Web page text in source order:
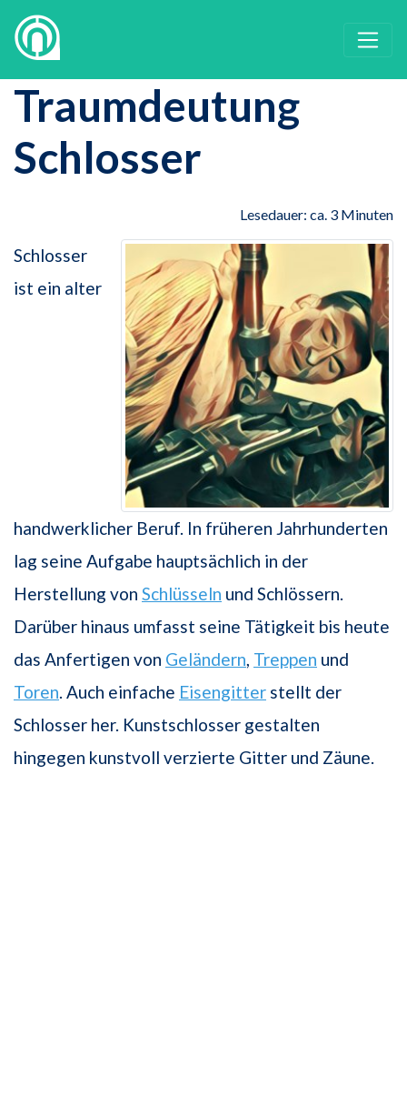
Traumdeutung
Schlosser
Lesedauer: ca. 3 Minuten
Schlosser
ist ein alter
handwerklicher Beruf. In früheren Jahrhunderten
lag seine Aufgabe hauptsächlich in der
Herstellung von Schlüsseln und Schlössern.
Darüber hinaus umfasst seine Tätigkeit bis heute
das Anfertigen von Geländern, Treppen und
Toren. Auch einfache Eisengitter stellt der
Schlosser her. Kunstschlosser gestalten
hingegen kunstvoll verzierte Gitter und Zäune.